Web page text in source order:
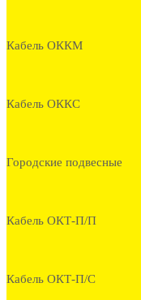
Кабель ОККМ
Кабель ОККС
Городские подвесные
Кабель ОКТ-П/П
Кабель ОКТ-П/С